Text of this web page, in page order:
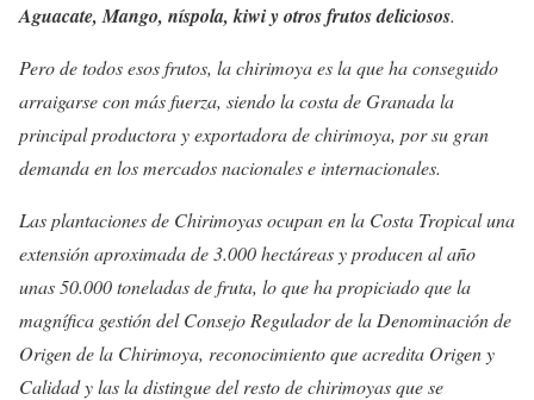
Aguacate, Mango, níspola, kiwi y otros frutos deliciosos.
Pero de todos esos frutos, la chirimoya es la que ha conseguido
arraigarse con más fuerza, siendo la costa de Granada la
principal productora y exportadora de chirimoya, por su gran
demanda en los mercados nacionales e internacionales.
Las plantaciones de Chirimoyas ocupan en la Costa Tropical una
extensión aproximada de 3.000 hectáreas y producen al año
unas 50.000 toneladas de fruta, lo que ha propiciado que la
magnífica gestión del Consejo Regulador de la Denominación de
Origen de la Chirimoya, reconocimiento que acredita Origen y
Calidad y las la distingue del resto de chirimoyas que se